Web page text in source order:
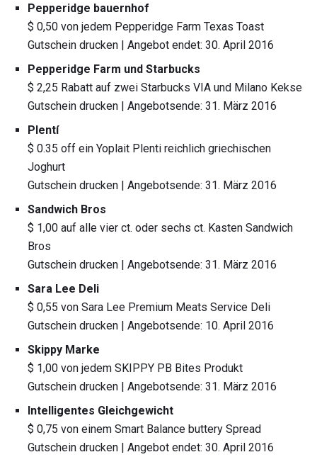
Pepperidge bauernhof
$ 0,50 von jedem Pepperidge Farm Texas Toast
Gutschein drucken | Angebot endet: 30. April 2016
Pepperidge Farm und Starbucks
$ 2,25 Rabatt auf zwei Starbucks VIA und Milano Kekse
Gutschein drucken | Angebotsende: 31. März 2016
Plentí
$ 0.35 off ein Yoplait Plenti reichlich griechischen
Joghurt
Gutschein drucken | Angebotsende: 31. März 2016
Sandwich Bros
$ 1,00 auf alle vier ct. oder sechs ct. Kasten Sandwich
Bros
Gutschein drucken | Angebotsende: 31. März 2016
Sara Lee Deli
$ 0,55 von Sara Lee Premium Meats Service Deli
Gutschein drucken | Angebotsende: 10. April 2016
Skippy Marke
$ 1,00 von jedem SKIPPY PB Bites Produkt
Gutschein drucken | Angebotsende: 31. März 2016
Intelligentes Gleichgewicht
$ 0,75 von einem Smart Balance buttery Spread
Gutschein drucken | Angebot endet: 30. April 2016